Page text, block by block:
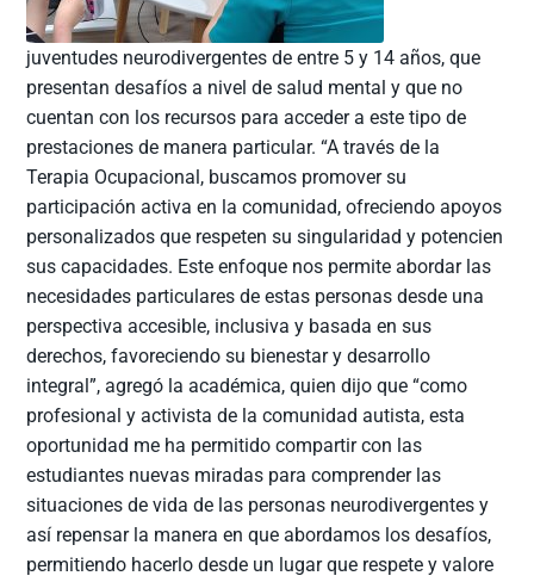
juventudes neurodivergentes de entre 5 y 14 años, que
presentan desafíos a nivel de salud mental y que no
cuentan con los recursos para acceder a este tipo de
prestaciones de manera particular. “A través de la
Terapia Ocupacional, buscamos promover su
participación activa en la comunidad, ofreciendo apoyos
personalizados que respeten su singularidad y potencien
sus capacidades. Este enfoque nos permite abordar las
necesidades particulares de estas personas desde una
perspectiva accesible, inclusiva y basada en sus
derechos, favoreciendo su bienestar y desarrollo
integral”, agregó la académica, quien dijo que “como
profesional y activista de la comunidad autista, esta
oportunidad me ha permitido compartir con las
estudiantes nuevas miradas para comprender las
situaciones de vida de las personas neurodivergentes y
así repensar la manera en que abordamos los desafíos,
permitiendo hacerlo desde un lugar que respete y valore